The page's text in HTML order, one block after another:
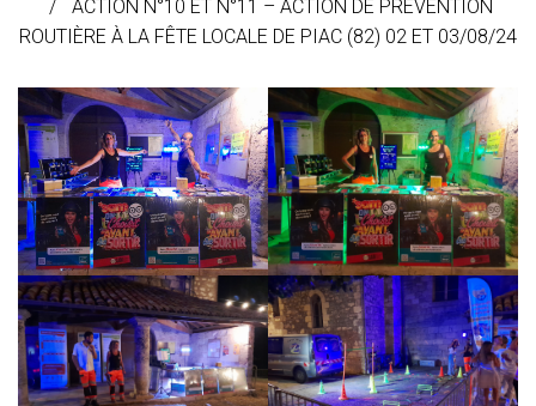
ACTION N°10 ET N°11 – ACTION DE PRÉVENTION
ROUTIÈRE À LA FÊTE LOCALE DE PIAC (82) 02 ET 03/08/24